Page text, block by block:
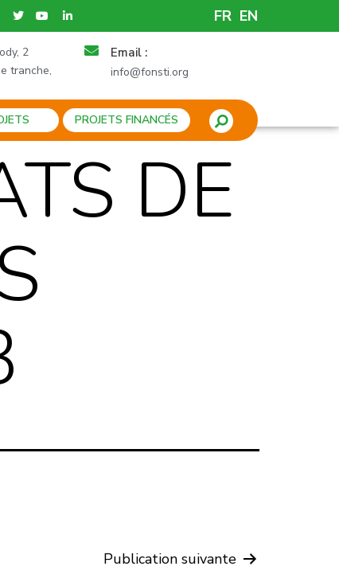
FR EN
2
tranche,
Email :
info@fonsti.org
PROJETS FINANCÉS
DE
Publication suivante